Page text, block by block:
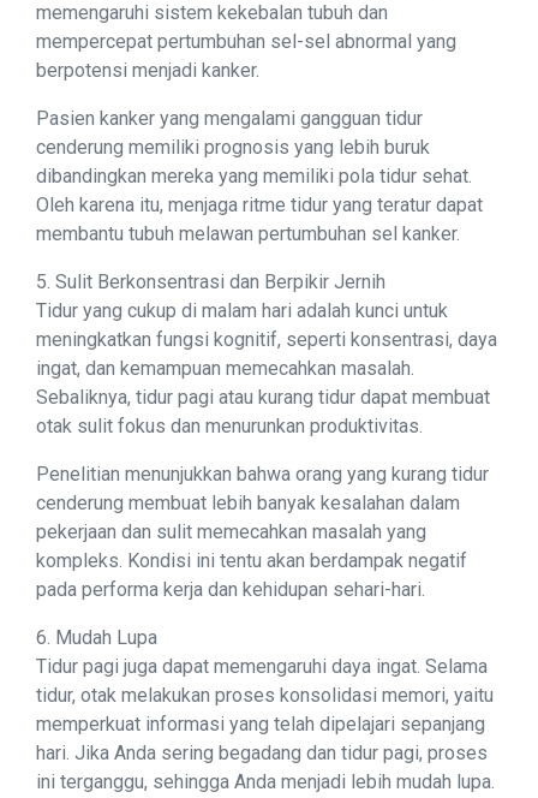
memengaruhi sistem kekebalan tubuh dan
mempercepat pertumbuhan sel-sel abnormal yang
berpotensi menjadi kanker.
Pasien kanker yang mengalami gangguan tidur
cenderung memiliki prognosis yang lebih buruk
dibandingkan mereka yang memiliki pola tidur sehat.
Oleh karena itu, menjaga ritme tidur yang teratur dapat
membantu tubuh melawan pertumbuhan sel kanker.
5. Sulit Berkonsentrasi dan Berpikir Jernih
Tidur yang cukup di malam hari adalah kunci untuk
meningkatkan fungsi kognitif, seperti konsentrasi, daya
ingat, dan kemampuan memecahkan masalah.
Sebaliknya, tidur pagi atau kurang tidur dapat membuat
otak sulit fokus dan menurunkan produktivitas.
Penelitian menunjukkan bahwa orang yang kurang tidur
cenderung membuat lebih banyak kesalahan dalam
pekerjaan dan sulit memecahkan masalah yang
kompleks. Kondisi ini tentu akan berdampak negatif
pada performa kerja dan kehidupan sehari-hari.
6. Mudah Lupa
Tidur pagi juga dapat memengaruhi daya ingat. Selama
tidur, otak melakukan proses konsolidasi memori, yaitu
memperkuat informasi yang telah dipelajari sepanjang
hari. Jika Anda sering begadang dan tidur pagi, proses
ini terganggu, sehingga Anda menjadi lebih mudah lupa.